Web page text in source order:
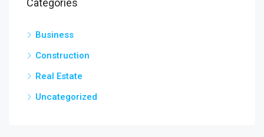
Categories
Business
Construction
Real Estate
Uncategorized